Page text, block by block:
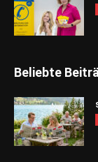
Beliebte